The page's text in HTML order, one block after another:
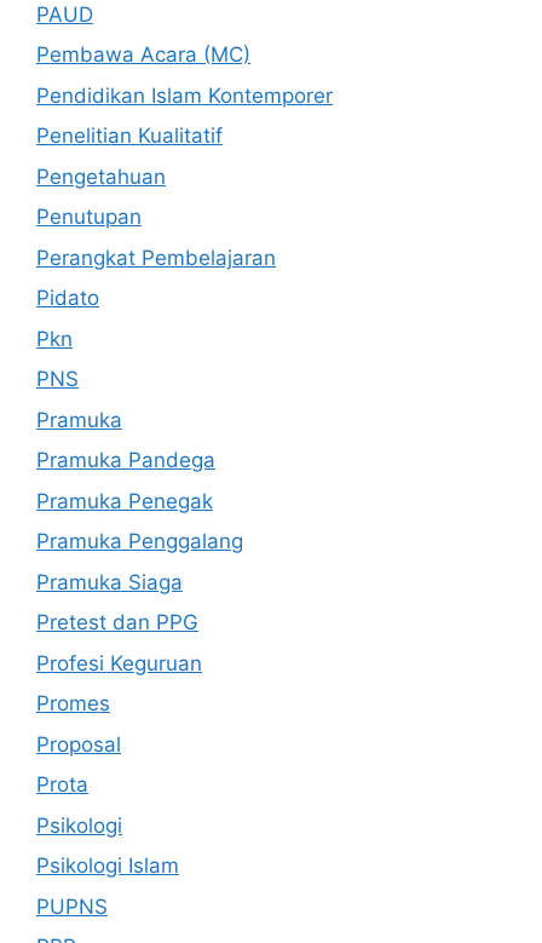
PAUD
Pembawa Acara (MC)
Pendidikan Islam Kontemporer
Penelitian Kualitatif
Pengetahuan
Penutupan
Perangkat Pembelajaran
Pidato
Pkn
PNS
Pramuka
Pramuka Pandega
Pramuka Penegak
Pramuka Penggalang
Pramuka Siaga
Pretest dan PPG
Profesi Keguruan
Promes
Proposal
Prota
Psikologi
Psikologi Islam
PUPNS